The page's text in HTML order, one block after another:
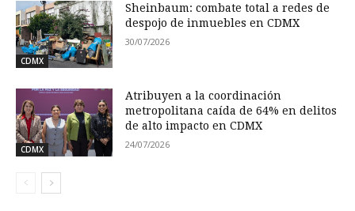
CDMX
Sheinbaum: combate total a redes de
despojo de inmuebles en CDMX
30/07/2026
CDMX
Atribuyen a la coordinación
metropolitana caída de 64% en delitos
de alto impacto en CDMX
24/07/2026